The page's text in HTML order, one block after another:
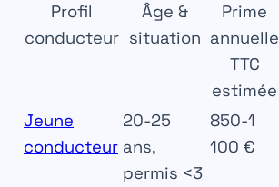
Profil
conducteur
Âge &
situation
Prime
annuelle
TTC
estimée
Jeune
conducteur
20-25
ans,
permis <3
850-1
100 €